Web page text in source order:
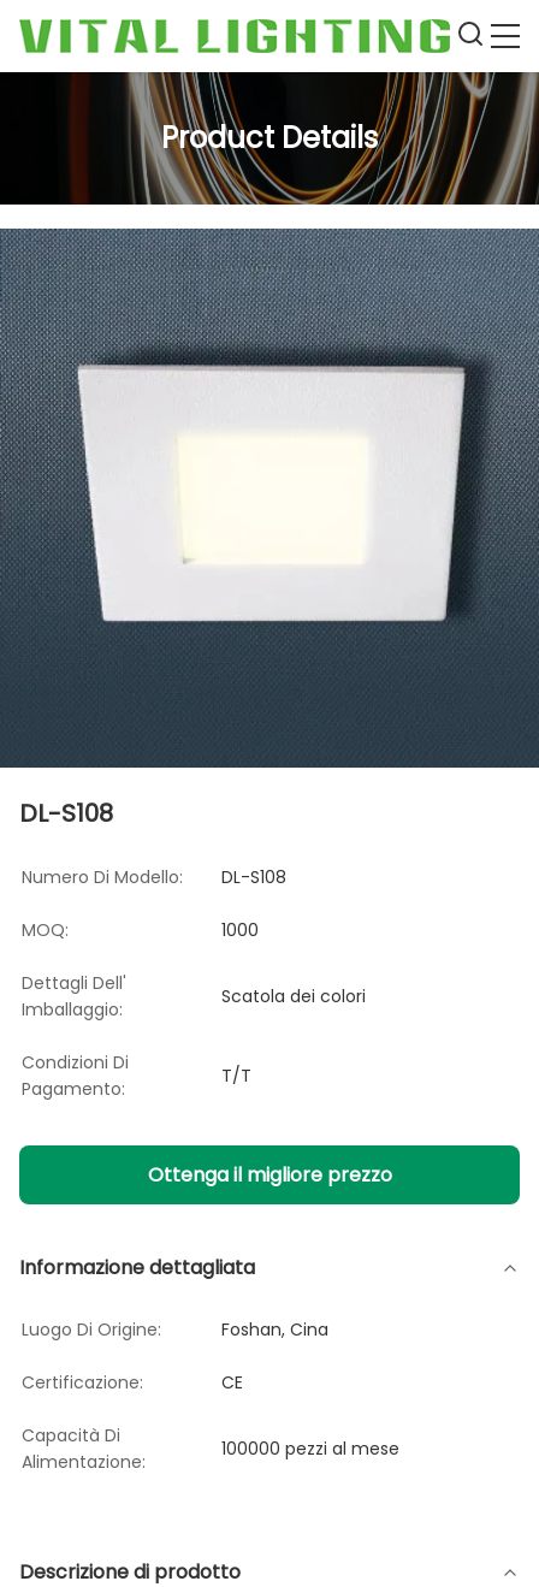
Product Details
DL-S108
Numero Di Modello: DL-S108
MOQ: 1000
Dettagli Dell'
Imballaggio:
Scatola dei colori
Condizioni Di
Pagamento:
T/T
Ottenga il migliore prezzo
Informazione dettagliata
Luogo Di Origine: Foshan, Cina
Certificazione: CE
Capacità Di
Alimentazione:
100000 pezzi al mese
Descrizione di prodotto